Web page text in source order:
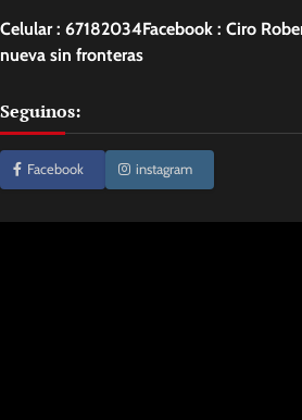
Celular : 67182034Facebook : Ciro
nueva sin fronteras
Seguinos:
Facebook instagram